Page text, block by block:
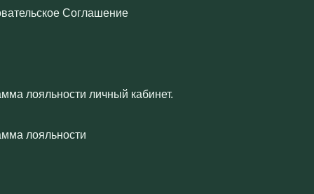
Соглашение
лояльности личный кабинет.
лояльности